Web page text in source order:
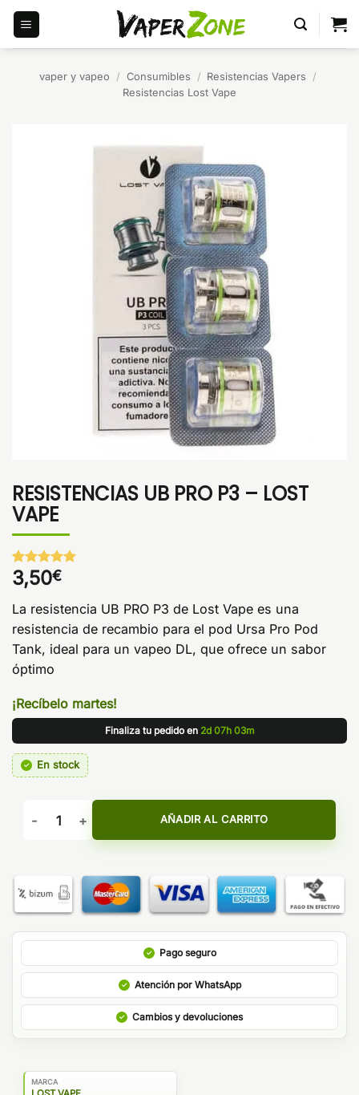
Saltar
contenido
vaper y vapeo / Consumibles / Resistencias Vapers
/
Resistencias Lost Vape
RESISTENCIAS UB PRO P3 – LOST
VAPE
Valorado
con5de 5
1
valoración
de un
3,50€
La resistencia UB PRO P3 de Lost Vape es una
resistencia de recambio para el pod Ursa Pro Pod
Tank, ideal para un vapeo DL, que ofrece un sabor
óptimo
¡Recíbelo martes!
Finaliza tu pedido en 2d 07h 03m
En stock
RESISTENCIAS UB PRO P3 - LOST VAPE cantidad
AÑADIR AL CARRITO
Pago seguro
Atención por WhatsApp
Cambios y devoluciones
MARCA